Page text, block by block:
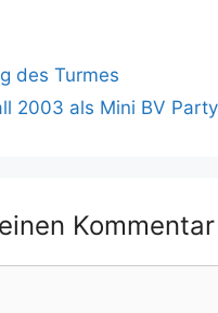
des Turmes
2003 als Mini BV Party
Kommentar